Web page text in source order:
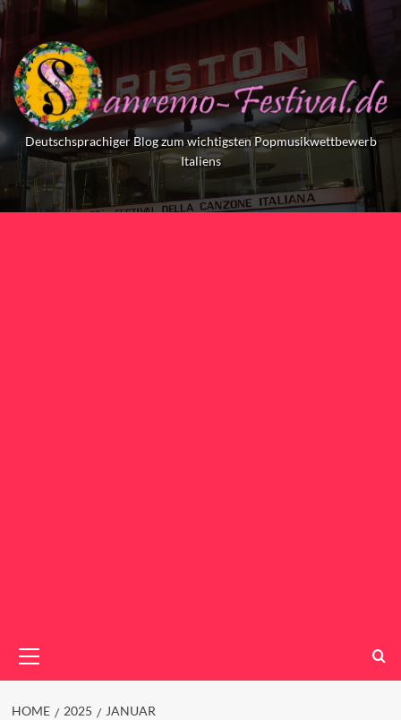
Skip
to
content
Deutschsprachiger Blog zum wichtigsten Popmusikwettbewerb
Italiens
Menu
HOME 2025 JANUAR